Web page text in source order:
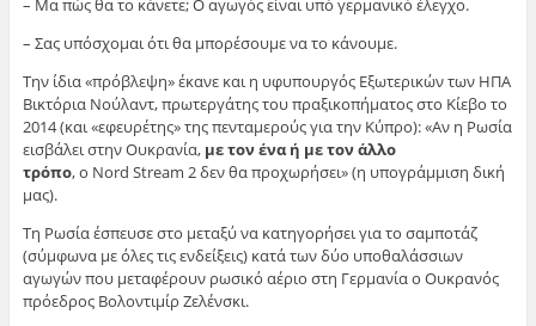
– Μα πώς θα το κάνετε; Ο αγωγός είναι υπό γερμανικό έλεγχο.
– Σας υπόσχομαι ότι θα μπορέσουμε να το κάνουμε.
Την ίδια «πρόβλεψη» έκανε και η υφυπουργός Εξωτερικών των ΗΠΑ
Βικτόρια Νούλαντ, πρωτεργάτης του πραξικοπήματος στο Κίεβο το
2014 (και «εφευρέτης» της πενταμερούς για την Κύπρο): «Αν η Ρωσία
εισβάλει στην Ουκρανία, με τον ένα ή με τον άλλο
τρόπο, ο Nord Stream 2 δεν θα προχωρήσει» (η υπογράμμιση δική
μας).
Τη Ρωσία έσπευσε στο μεταξύ να κατηγορήσει για το σαμποτάζ
(σύμφωνα με όλες τις ενδείξεις) κατά των δύο υποθαλάσσιων
αγωγών που μεταφέρουν ρωσικό αέριο στη Γερμανία ο Ουκρανός
πρόεδρος Βολοντιμίρ Ζελένσκι.